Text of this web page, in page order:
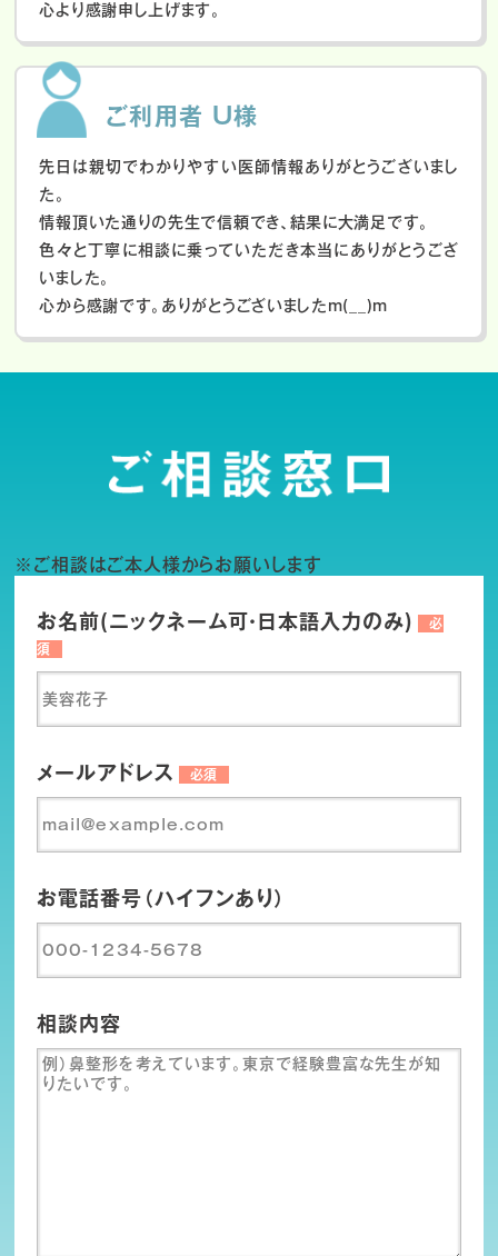
心より感謝申し上げます。
ご利用者 U様
先日は親切でわかりやすい医師情報ありがとうございまし
た。
情報頂いた通りの先生で信頼でき、結果に大満足です。
色々と丁寧に相談に乗っていただき本当にありがとうござ
いました。
心から感謝です。ありがとうございましたm(__)m
※ご相談はご本人様からお願いします
お名前(ニックネーム可・日本語入力のみ)
必
須
メールアドレス 必須
お電話番号（ハイフンあり）
相談内容